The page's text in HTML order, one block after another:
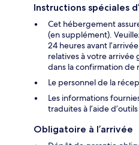
Instructions spéciales
Cet hébergement
(en supplément).
24 heures avant
relatives à votre arrivée
dans la confirmation de
Le personnel de la
Les informations
traduites à l’aide
Obligatoire à l’arrivée